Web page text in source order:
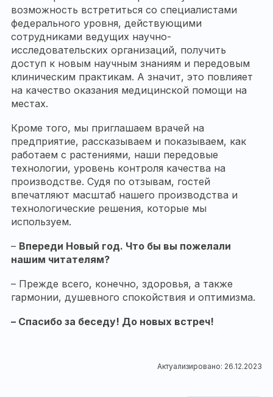
возможность встретиться со специалистами
федерального уровня, действующими
сотрудниками ведущих научно-
исследовательских организаций, получить
доступ к новым научным знаниям и передовым
клиническим практикам. А значит, это повлияет
на качество оказания медицинской помощи на
местах.
Кроме того, мы приглашаем врачей на
предприятие, рассказываем и показываем, как
работаем с растениями, наши передовые
технологии, уровень контроля качества на
производстве. Судя по отзывам, гостей
впечатляют масштаб нашего производства и
технологические решения, которые мы
используем.
– Впереди Новый год. Что бы вы пожелали
нашим читателям?
– Прежде всего, конечно, здоровья, а также
гармонии, душевного спокойствия и оптимизма.
– Спасибо за беседу! До новых встреч!
Актуализировано: 26.12.2023